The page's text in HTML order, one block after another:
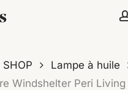
SHOP Lampe à huile
Windshelter Peri Living